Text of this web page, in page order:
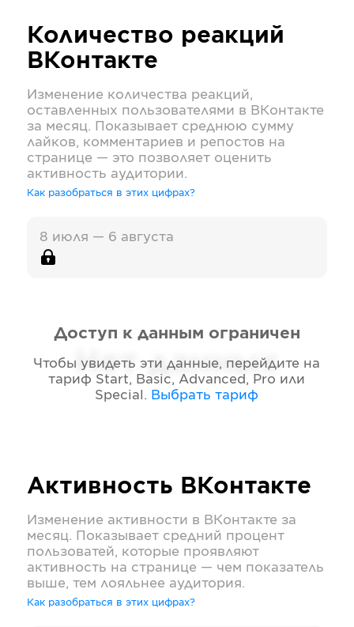
Количество реакций
ВКонтакте
Изменение количества реакций,
оставленных пользователями в ВКонтакте
за месяц. Показывает среднюю сумму
лайков, комментариев и репостов на
странице — это позволяет оценить
активность аудитории.
Как разобраться в этих цифрах?
8 июля — 6 августа
Нет данных
Доступ к данным ограничен
Чтобы увидеть эти данные, перейдите на
тариф Start, Basic, Advanced, Pro или
Special . Выбрать тариф
Активность ВКонтакте
Изменение активности в ВКонтакте за
месяц. Показывает средний процент
пользоватей, которые проявляют
активность на странице — чем показатель
выше, тем лояльнее аудитория.
Как разобраться в этих цифрах?